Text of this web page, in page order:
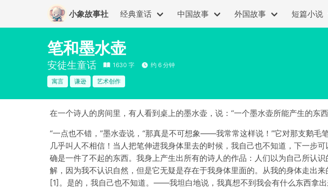
小象故事社 经典童话 中国故事 外国故事 短篇小说
笔和墨水壶
安徒生童话 1630 字 约 6 分钟
寓言 谦逊 艺术创作
在一个诗人的房间里，有人看到桌上的墨水壶，说：“一个墨水壶所能产生的东
“一点也不错，”墨水壶说，“那真是不可想象——我常常这样说！”它对那支鹅
几乎叫人不相信！当人把笔伸进我身体里去的时候，我自己也不知道，下一步
确是一件了不起的东西。我身上产生出所有的诗人的作品：人们以为自己所认
解，因为我不认识自然，但是它无疑是存在于我身体里面的。从我的身体走出
[1]。是的，我自己也不知道。——我坦白地说，我真想不到我会有什么东西拿出